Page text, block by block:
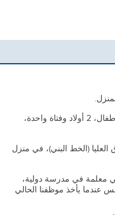
نحن عائلة مكونة من 5 أفراد: زوجان و3 أطفال، 2 أولاد وفتاة واحدة،
(الخط البني)، في منزل
معلمة في مدرسة دولية،
يأخذ موظفنا الحالي